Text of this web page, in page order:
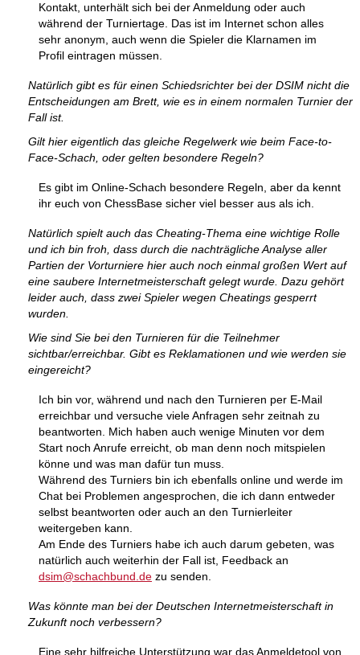
Kontakt, unterhält sich bei der Anmeldung oder auch
während der Turniertage. Das ist im Internet schon alles
sehr anonym, auch wenn die Spieler die Klarnamen im
Profil eintragen müssen.
Natürlich gibt es für einen Schiedsrichter bei der DSIM nicht die
Entscheidungen am Brett, wie es in einem normalen Turnier der
Fall ist.
Gilt hier eigentlich das gleiche Regelwerk wie beim Face-to-
Face-Schach, oder gelten besondere Regeln?
Es gibt im Online-Schach besondere Regeln, aber da kennt
ihr euch von ChessBase sicher viel besser aus als ich.
Natürlich spielt auch das Cheating-Thema eine wichtige Rolle
und ich bin froh, dass durch die nachträgliche Analyse aller
Partien der Vorturniere hier auch noch einmal großen Wert auf
eine saubere Internetmeisterschaft gelegt wurde. Dazu gehört
leider auch, dass zwei Spieler wegen Cheatings gesperrt
wurden.
Wie sind Sie bei den Turnieren für die Teilnehmer
sichtbar/erreichbar. Gibt es Reklamationen und wie werden sie
eingereicht?
Ich bin vor, während und nach den Turnieren per E-Mail
erreichbar und versuche viele Anfragen sehr zeitnah zu
beantworten. Mich haben auch wenige Minuten vor dem
Start noch Anrufe erreicht, ob man denn noch mitspielen
könne und was man dafür tun muss.
Während des Turniers bin ich ebenfalls online und werde im
Chat bei Problemen angesprochen, die ich dann entweder
selbst beantworten oder auch an den Turnierleiter
weitergeben kann.
Am Ende des Turniers habe ich auch darum gebeten, was
natürlich auch weiterhin der Fall ist, Feedback an
dsim@schachbund.de zu senden.
Was könnte man bei der Deutschen Internetmeisterschaft in
Zukunft noch verbessern?
Eine sehr hilfreiche Unterstützung war das Anmeldetool von